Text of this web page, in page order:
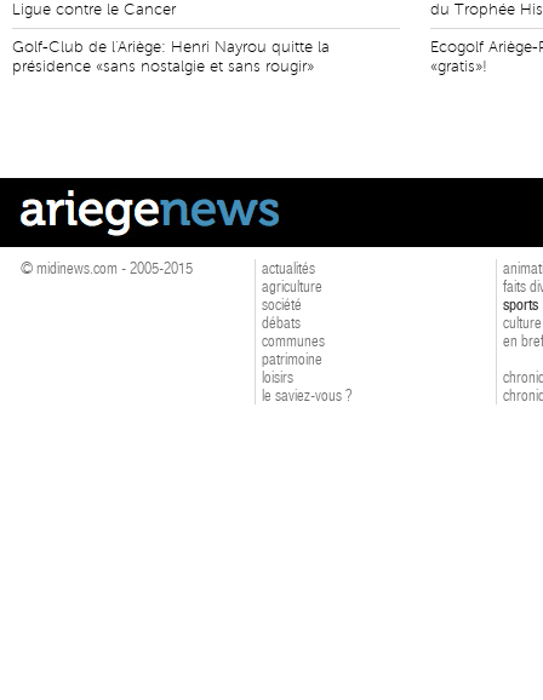
Ligue contre le Cancer
Golf-Club de l'Ariège: Henri Nayrou quitte la
présidence «sans nostalgie et sans rougir»
du Trophée
Ecogolf
«gratis»!
© midinews.com - 2005-2015
actualités
agriculture
société
débats
communes
patrimoine
loisirs
le saviez-vous ?
faits
sports
culture
en bref